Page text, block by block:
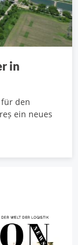
in
den
ein neues